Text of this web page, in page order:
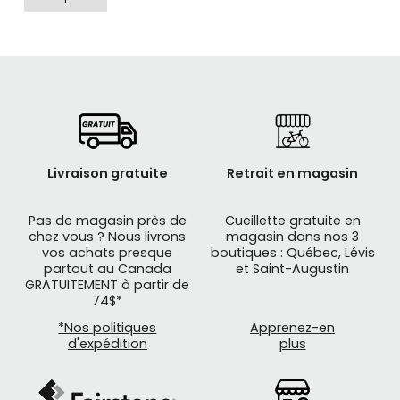
RADIO RACELINEcombine plus de 20 ans
d'expérience dans la création de vélos BMX avec
la contribution de certains des meilleurs coureurs
et joueurs de l'industrie du monde pour créer une
gamme révolutionnaire et englobante de vélos
conçus pour vous emmener jusqu'à la ligne
Livraison gratuite
Pas de magasin près de
chez vous ? Nous livrons
vos achats presque
partout au Canada
GRATUITEMENT à partir de
74$*
*Nos politiques
d'expédition
Retrait en magasin
Cueillette gratuite en
magasin dans nos 3
boutiques : Québec, Lévis
et Saint-Augustin
Apprenez-en
plus